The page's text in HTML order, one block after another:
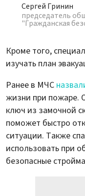
Сергей Гринин
председатель
"Гражданская
Кроме того,
изучать план
Ранее в МЧС
жизни при пожаре.
ключ из замочной
поможет быстро
ситуации. Также
использовать при
безопасные